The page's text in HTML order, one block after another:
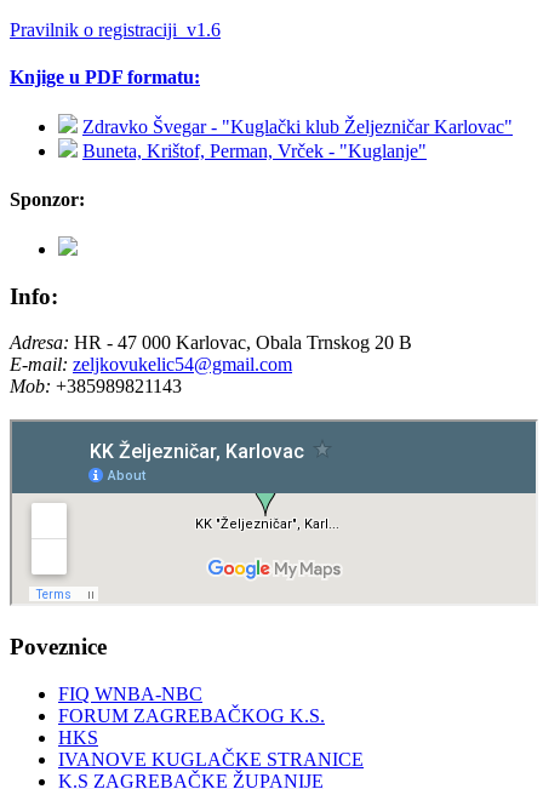
Pravilnik o registraciji_v1.6
Knjige u PDF formatu:
Zdravko Švegar - "Kuglački klub Željezničar Karlovac"
Buneta, Krištof, Perman, Vrček - "Kuglanje"
Sponzor:
Info:
Adresa: HR - 47 000 Karlovac, Obala Trnskog 20 B
E-mail: zeljkovukelic54@gmail.com
Mob: +385989821143
Poveznice
FIQ WNBA-NBC
FORUM ZAGREBAČKOG K.S.
HKS
IVANOVE KUGLAČKE STRANICE
K.S ZAGREBAČKE ŽUPANIJE